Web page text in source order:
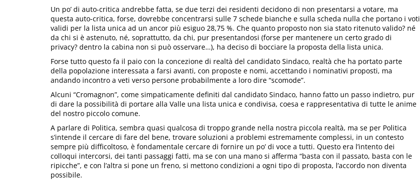
Un po’ di auto-critica andrebbe fatta, se due terzi dei residenti decidono di non presentarsi a votare, ma
questa auto-critica, forse, dovrebbe concentrarsi sulle 7 schede bianche e sulla scheda nulla che portano i voti
validi per la lista unica ad un ancor più esiguo 28,75 %. Che quanto proposto non sia stato ritenuto valido? né
da chi si è astenuto, né, soprattutto, da chi, pur presentandosi (forse per mantenere un certo grado di
privacy? dentro la cabina non si può osservare…), ha deciso di bocciare la proposta della lista unica.
Forse tutto questo fa il paio con la concezione di realtà del candidato Sindaco, realtà che ha portato parte
della popolazione interessata a farsi avanti, con proposte e nomi, accettando i nominativi proposti, ma
andando incontro a veti verso persone probabilmente a loro dire “scomode”.
Alcuni “Cromagnon”, come simpaticamente definiti dal candidato Sindaco, hanno fatto un passo indietro, pur
di dare la possibilità di portare alla Valle una lista unica e condivisa, coesa e rappresentativa di tutte le anime
del nostro piccolo comune.
A parlare di Politica, sembra quasi qualcosa di troppo grande nella nostra piccola realtà, ma se per Politica
s’intende il cercare di fare del bene, trovare soluzioni a problemi estremamente complessi, in un contesto
sempre più difficoltoso, è fondamentale cercare di fornire un po’ di voce a tutti. Questo era l’intento dei
colloqui intercorsi, dei tanti passaggi fatti, ma se con una mano si afferma “basta con il passato, basta con le
ripicche”, e con l’altra si pone un freno, si mettono condizioni a ogni tipo di proposta, l’accordo non diventa
possibile.